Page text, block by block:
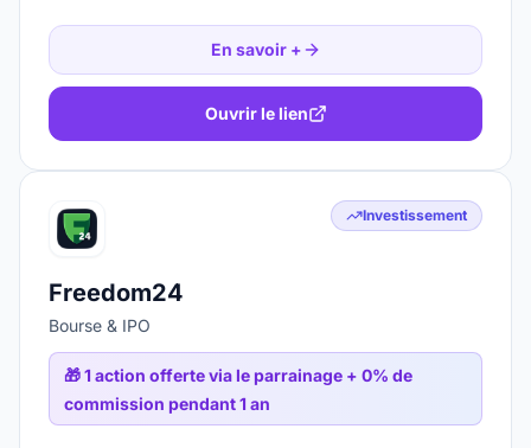
En savoir +
Ouvrir le lien
Investissement
Freedom24
Bourse & IPO
🎁1 action offerte via le parrainage + 0% de
commission pendant 1 an